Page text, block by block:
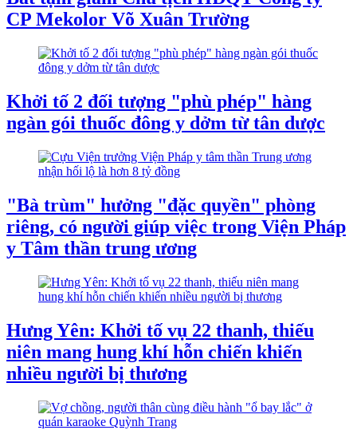
CP Mekolor Võ Xuân Trường
Khởi tố 2 đối tượng "phù phép" hàng
ngàn gói thuốc đông y dởm từ tân dược
"Bà trùm" hưởng "đặc quyền" phòng
riêng, có người giúp việc trong Viện Pháp
y Tâm thần trung ương
Hưng Yên: Khởi tố vụ 22 thanh, thiếu
niên mang hung khí hỗn chiến khiến
nhiều người bị thương